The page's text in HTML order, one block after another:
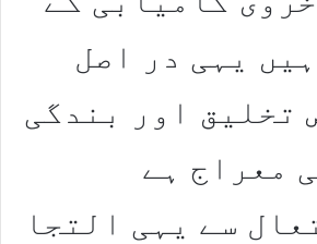
یہی در اصل
تخلیق اور بندگی
معراج ہے
سے یہی التجا